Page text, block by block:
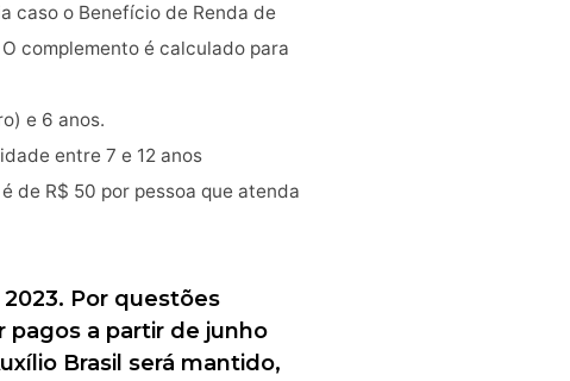
caso o Benefício de Renda de
complemento é calculado para
e 6 anos.
entre 7 e 12 anos
de R$ 50 por pessoa que atenda
Por questões
pagos a partir de junho
Brasil será mantido,